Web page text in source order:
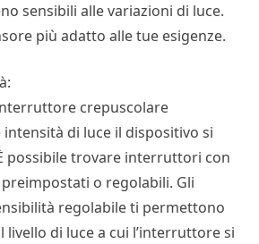
sensibili alle variazioni di luce.
più adatto alle tue esigenze.
crepuscolare
di luce il dispositivo si
possibile trovare interruttori con
o regolabili. Gli
regolabile ti permettono
livello di luce a cui l’interruttore si